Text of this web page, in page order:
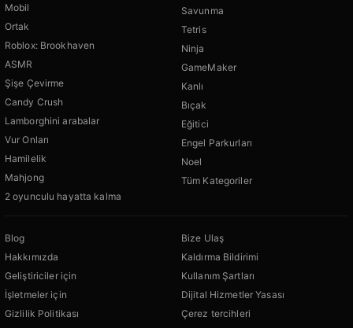
Mobil
Ortak
Roblox: Brookhaven
ASMR
Şişe Çevirme
Candy Crush
Lamborghini arabalar
Vur Onları
Hamilelik
Mahjong
2 oyunculu hayatta kalma
Savunma
Tetris
Ninja
GameMaker
Kanlı
Bıçak
Eğitici
Engel Parkurları
Noel
Tüm Kategoriler
Blog
Hakkımızda
Geliştiriciler için
İşletmeler için
Gizlilik Politikası
Bize Ulaş
Kaldırma Bildirimi
Kullanım Şartları
Dijital Hizmetler Yasası
Çerez tercihleri